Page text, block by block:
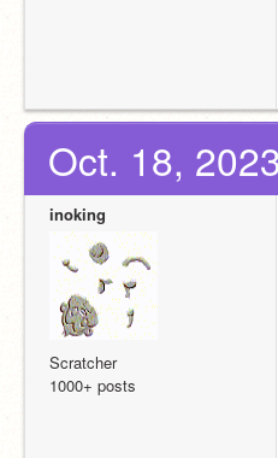
Oct. 18,
inoking
Scratcher
1000+ posts